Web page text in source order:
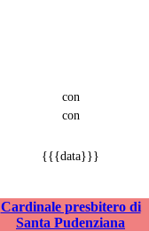
con
con
{{{data}}}
Cardinale presbitero di
Santa Pudenziana